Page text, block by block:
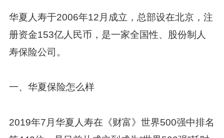
华夏人寿于2006年12月成立，总部设在北京，注
册资金153亿人民币，是一家全国性、股份制人
寿保险公司。
一、华夏保险怎么样
2019年7月华夏人寿在《财富》世界500强中排名